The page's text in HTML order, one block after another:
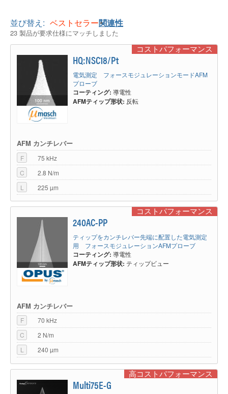
並び替え: ベストセラー関連性
23 製品が要求仕様にマッチしました
コストパフォーマンス
HQ:NSC18/Pt
電気測定 フォースモジュレーションモードAFM
プローブ
コーティング: 導電性
AFMティップ形状: 反転
AFM カンチレバー
F
75 kHz
C
2.8 N/m
L
225 µm
コストパフォーマンス
240AC-PP
ティップをカンチレバー先端に配置した電気測定
用 フォースモジュレーションAFMプローブ
コーティング: 導電性
AFMティップ形状: ティップビュー
AFM カンチレバー
F
70 kHz
C
2 N/m
L
240 µm
高コストパフォーマンス
Multi75E-G